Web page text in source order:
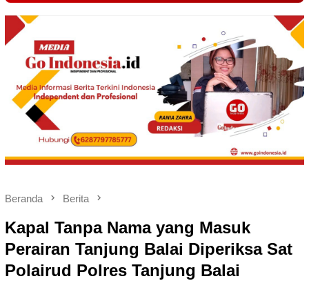
Beranda Berita
Kapal Tanpa Nama yang Masuk
Perairan Tanjung Balai Diperiksa Sat
Polairud Polres Tanjung Balai